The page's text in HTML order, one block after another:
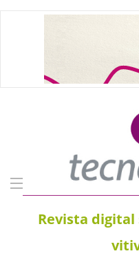
Revista